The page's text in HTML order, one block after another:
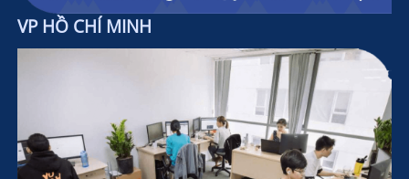
VP HỒ CHÍ MINH